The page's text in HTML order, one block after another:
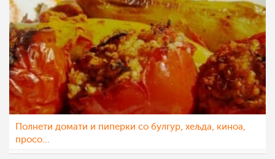
Полнети домати и пиперки со булгур, хељда, киноа,
просо...